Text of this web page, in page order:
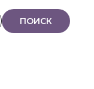
ПОИСК